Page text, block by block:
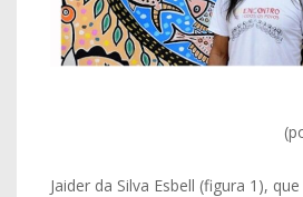
Jaider da Silva Esbell (figura 1),